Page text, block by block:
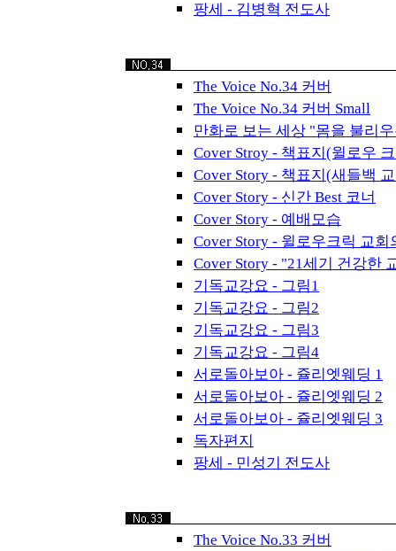
팡세 - 김병혁 전도사
The Voice No.34 커버
The Voice No.34 커버 Small
만화로 보는 세상 "몸을 불리
Cover Stroy - 책표지(윌로우
Cover Story - 책표지(새들백
Cover Story - 신간 Best 코너
Cover Story - 예배모습
Cover Story - 윌로우크릭 교
Cover Story - "21세기 건강한
기독교강요 - 그림1
기독교강요 - 그림2
기독교강요 - 그림3
기독교강요 - 그림4
서로돌아보아 - 쥴리엣웨딩 1
서로돌아보아 - 쥴리엣웨딩 2
서로돌아보아 - 쥴리엣웨딩 3
독자편지
팡세 - 민성기 전도사
The Voice No.33 커버